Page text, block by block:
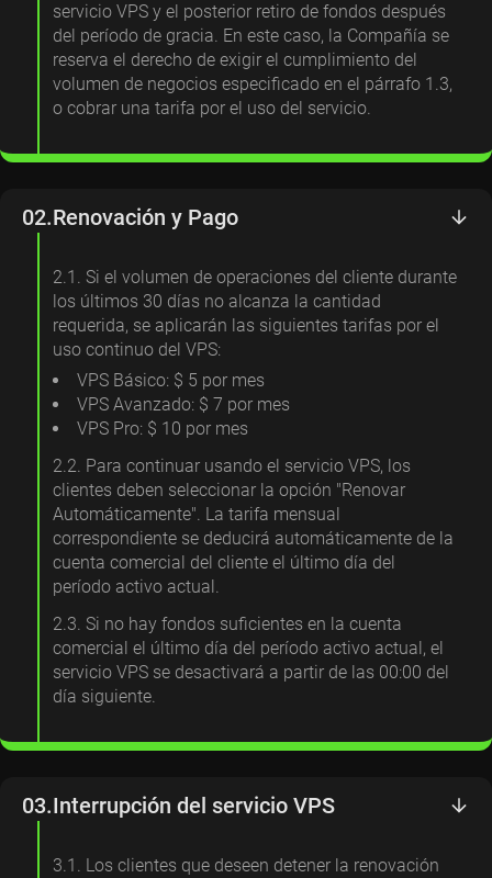
servicio VPS y el posterior retiro de fondos después
del período de gracia. En este caso, la Compañía se
reserva el derecho de exigir el cumplimiento del
volumen de negocios especificado en el párrafo 1.3,
o cobrar una tarifa por el uso del servicio.
02.Renovación y Pago
2.1. Si el volumen de operaciones del cliente durante
los últimos 30 días no alcanza la cantidad
requerida, se aplicarán las siguientes tarifas por el
uso continuo del VPS:
VPS Básico: $ 5 por mes
VPS Avanzado: $ 7 por mes
VPS Pro: $ 10 por mes
2.2. Para continuar usando el servicio VPS, los
clientes deben seleccionar la opción "Renovar
Automáticamente". La tarifa mensual
correspondiente se deducirá automáticamente de la
cuenta comercial del cliente el último día del
período activo actual.
2.3. Si no hay fondos suficientes en la cuenta
comercial el último día del período activo actual, el
servicio VPS se desactivará a partir de las 00:00 del
día siguiente.
03.Interrupción del servicio VPS
3.1. Los clientes que deseen detener la renovación